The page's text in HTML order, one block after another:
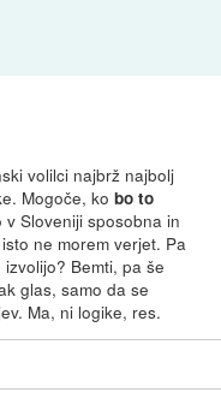
volilci najbrž najbolj
Mogoče, kobo to
Sloveniji sposobna in
ne morem verjet. Pa
Bemti, pa še
glas, samo da se
Ma, ni logike, res.